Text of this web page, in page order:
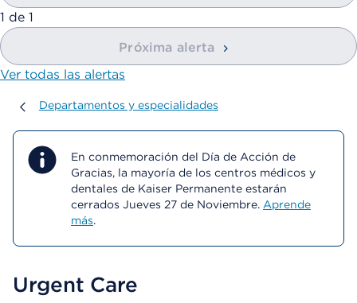
mostrando
1 de 1
Próxima alerta
Ver todas las alertas
Departamentos y especialidades
Departamentos y especialidades
En conmemoración del Día de Acción de
Gracias, la mayoría de los centros médicos y
dentales de Kaiser Permanente estarán
cerrados Jueves 27 de Noviembre. Aprende
más.
Urgent Care